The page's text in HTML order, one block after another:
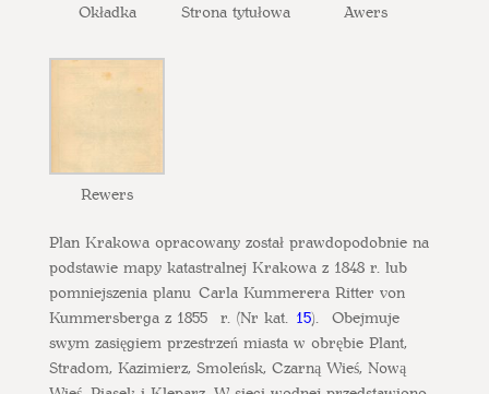
Okładka Strona tytułowa Awers
Rewers
Plan Krakowa opracowany został prawdopodobnie na
podstawie mapy katastralnej Krakowa z 1848 r. lub
pomniejszenia planu Carla Kummerera Ritter von
Kummersberga z 1855 r. (Nr kat.15). Obejmuje
swym zasięgiem przestrzeń miasta w obrębie Plant,
Stradom, Kazimierz, Smoleńsk, Czarną Wieś, Nową